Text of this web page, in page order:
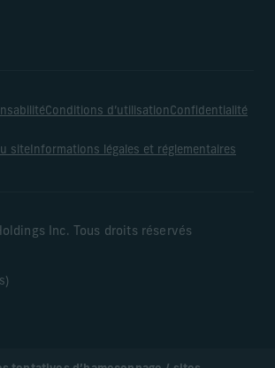
Conditions d’utilisationConfidentialité
site Informations légales et réglementaires
Inc. Tous droits réservés